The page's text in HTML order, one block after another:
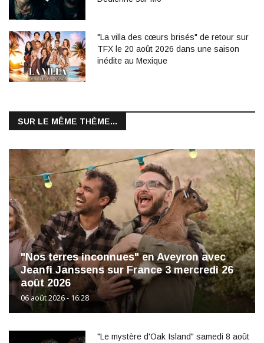
"La villa des cœurs brisés" de retour sur
TFX le 20 août 2026 dans une saison
inédite au Mexique
SUR LE MÊME THÈME...
"Nos terres inconnues" en Aveyron avec
Jeanfi Janssens sur France 3 mercredi 26
août 2026
06 août 2026 - 16:28
"Le mystère d'Oak Island" samedi 8 août